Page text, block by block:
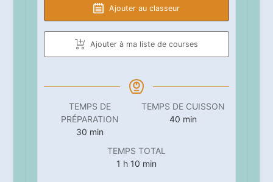
Ajouter au classeur
Ajouter à ma liste de courses
TEMPS DE
PRÉPARATION
30 minutes
min
TEMPS DE CUISSON
40minutes
min
TEMPS TOTAL
1 heure
h 10minutes
min